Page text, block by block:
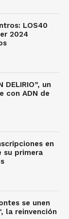
LOS40
2024
DELIRIO”, un
con ADN de
en
su primera
se unen
la reinvención